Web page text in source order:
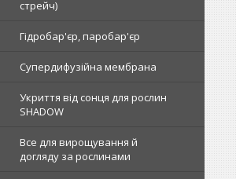
стрейч)
Гідробар'єр, паробар'єр
Супердифузійна мембрана
Укриття від сонця для рослин
SHADOW
Все для вирощування й
догляду за рослинами